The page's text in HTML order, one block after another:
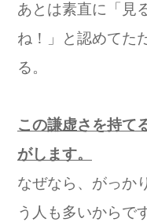
あとは素直に「見
ね！」
と認めてた
る。
この謙虚さを持て
がします。
なぜなら、 がっか
う人も多いからで